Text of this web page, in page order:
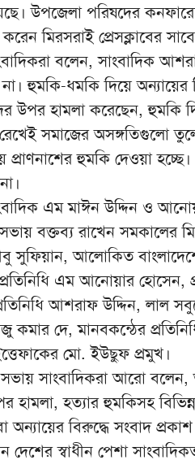
উপজেলা পরিষদের
করেন মিরসরাই প্রেসক্লাবের
বলেন, সাংবাদিক
হুমকি-ধমকি দিয়ে অন্যায়ের
উপর হামলা করেছেন, হুমকি
সমাজের অসঙ্গতিগুলো
প্রাণনাশের হুমকি দেওয়া
এম মাঈন উদ্দিন ও
বক্তব্য রাখেন সমকালের
সুফিয়ান, আলোকিত
প্রতিনিধি এম আনোয়ার
আশরাফ উদ্দিন, লাল
কমার দে, মানবকন্ঠের
মো. ইউছুফ প্রমুখ।
সাংবাদিকরা আরো বলেন,
হামলা, হত্যার হুমকিসহ
অন্যায়ের বিরুদ্ধে সংবাদ
দেশের স্বাধীন পেশা